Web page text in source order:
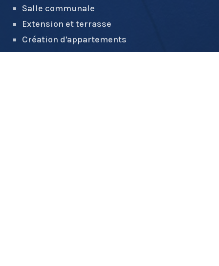
Salle communale
Extension et terrasse
Création d'appartements